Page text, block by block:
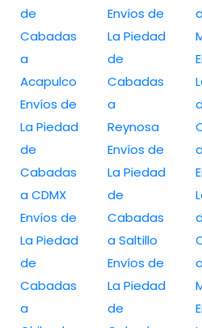
de
Cabadas
a
Acapulco
Envíos de
La Piedad
de
Cabadas
a CDMX
Envíos de
La Piedad
de
Cabadas
a
Envíos de
La Piedad
de
Cabadas
a
Reynosa
Envíos de
La Piedad
de
Cabadas
a Saltillo
Envíos de
La Piedad
de